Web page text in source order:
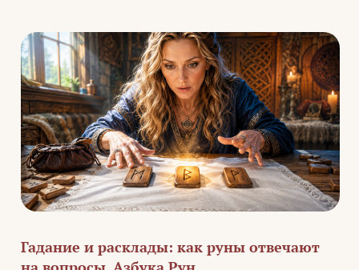
Гадание и расклады: как руны отвечают